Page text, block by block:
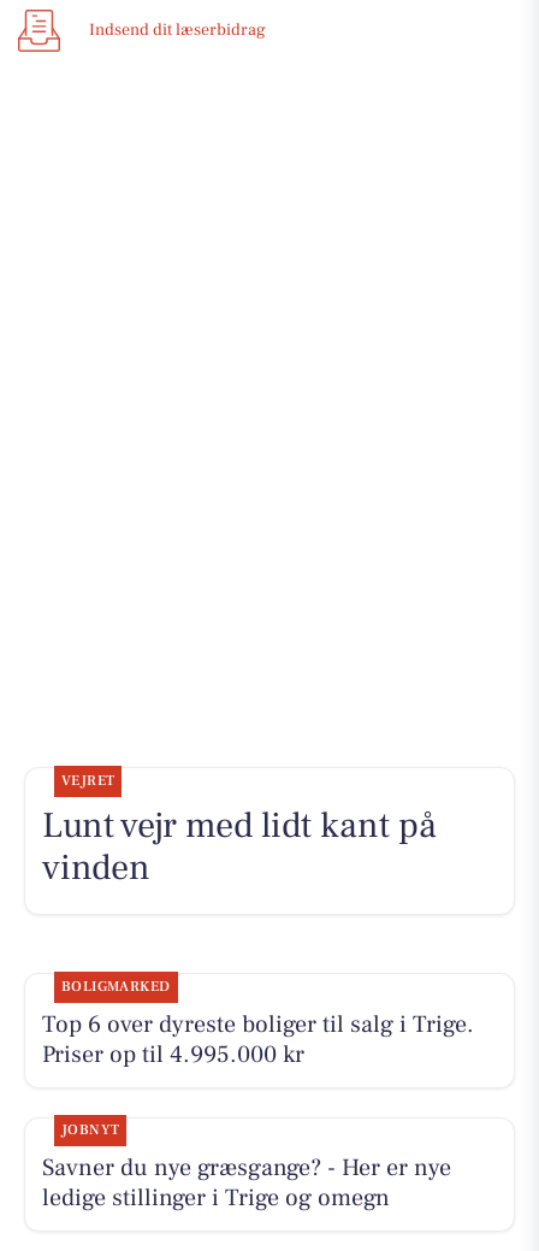
Indsend dit læserbidrag
VEJRET
Lunt vejr med lidt kant på
vinden
BOLIGMARKED
Top 6 over dyreste boliger til salg i Trige.
Priser op til 4.995.000 kr
JOBNYT
Savner du nye græsgange? - Her er nye
ledige stillinger i Trige og omegn